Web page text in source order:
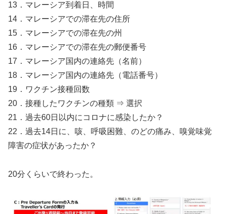
13．マレーシア到着日、時間
14．マレーシアでの滞在先の住所
15．マレーシアでの滞在先の州
16．マレーシアでの滞在先の郵便番号
17．マレーシア国内の連絡先（名前）
18．マレーシア国内の連絡先（電話番号）
19．ワクチン接種回数
20．接種したワクチンの種類 ⇒ 選択
21．過去60日以内にコロナに感染したか？
22．過去14日に、咳、呼吸困難、のどの痛み、嗅覚味覚
障害の症状があったか？
20分くらいで終わった。